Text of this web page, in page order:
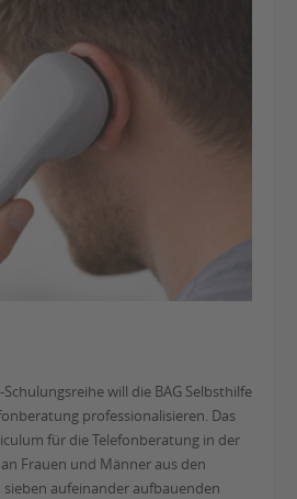
will die BAG Selbsthilfe
professionalisieren. Das
für die Telefonberatung in der
Frauen und Männer aus den
aufeinander aufbauenden